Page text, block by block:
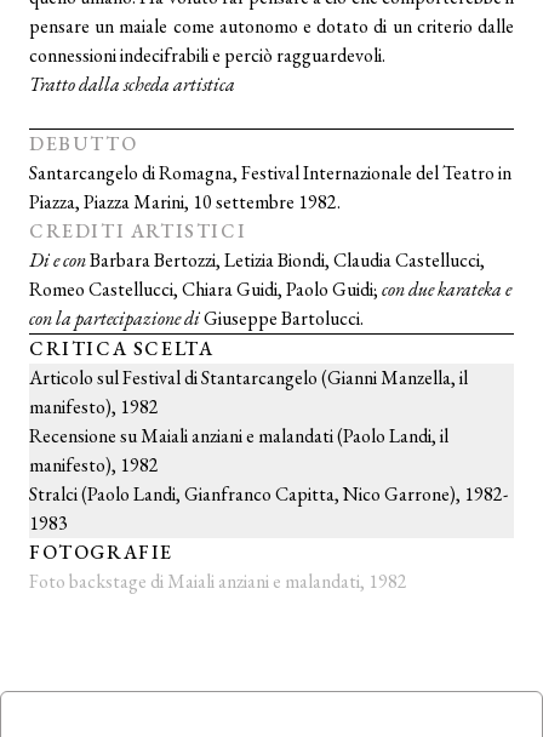
pensare un maiale come autonomo e dotato di un criterio dalle
connessioni indecifrabili e perciò ragguardevoli.
Tratto dalla scheda artistica
DEBUTTO
Santarcangelo di Romagna, Festival Internazionale del Teatro in
Piazza, Piazza Marini, 10 settembre 1982.
CREDITI ARTISTICI
Di e conBarbara Bertozzi, Letizia Biondi, Claudia Castellucci,
Romeo Castellucci, Chiara Guidi, Paolo Guidi;con due karateka e
con la partecipazione diGiuseppe Bartolucci.
CRITICA SCELTA
Articolo sul Festival di Stantarcangelo (Gianni Manzella, il
manifesto), 1982
Recensione su Maiali anziani e malandati (Paolo Landi, il
manifesto), 1982
Stralci (Paolo Landi, Gianfranco Capitta, Nico Garrone), 1982-
1983
FOTOGRAFIE
Foto backstage di Maiali anziani e malandati, 1982